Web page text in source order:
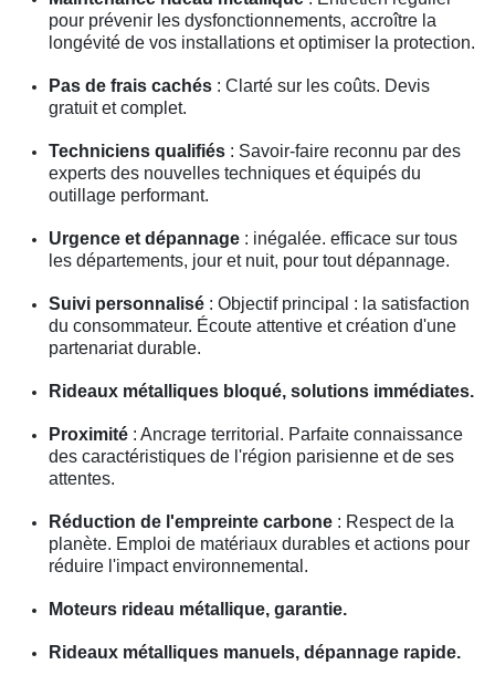
pour prévenir les dysfonctionnements, accroître la
longévité de vos installations et optimiser la protection.
Pas de frais cachés : Clarté sur les coûts. Devis
gratuit et complet.
Techniciens qualifiés : Savoir-faire reconnu par des
experts des nouvelles techniques et équipés du
outillage performant.
Urgence et dépannage : inégalée. efficace sur tous
les départements, jour et nuit, pour tout dépannage.
Suivi personnalisé : Objectif principal : la satisfaction
du consommateur. Écoute attentive et création d'une
partenariat durable.
Rideaux métalliques bloqué, solutions immédiates.
Proximité : Ancrage territorial. Parfaite connaissance
des caractéristiques de l'région parisienne et de ses
attentes.
Réduction de l'empreinte carbone : Respect de la
planète. Emploi de matériaux durables et actions pour
réduire l'impact environnemental.
Moteurs rideau métallique, garantie.
Rideaux métalliques manuels, dépannage rapide.